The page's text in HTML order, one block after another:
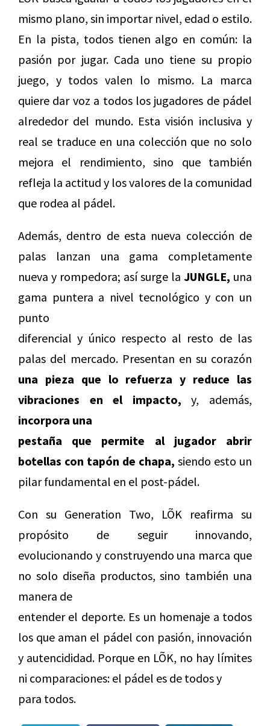
mismo plano, sin importar nivel, edad o estilo.
En la pista, todos tienen algo en común: la
pasión por jugar. Cada uno tiene su propio
juego, y todos valen lo mismo. La marca
quiere dar voz a todos los jugadores de pádel
alrededor del mundo. Esta visión inclusiva y
real se traduce en una colección que no solo
mejora el rendimiento, sino que también
refleja la actitud y los valores de la comunidad
que rodea al pádel.
Además, dentro de esta nueva colección de
palas lanzan una gama completamente
nueva y rompedora; así surge la JUNGLE, una
gama puntera a nivel tecnológico y con un
punto
diferencial y único respecto al resto de las
palas del mercado. Presentan en su corazón
una pieza que lo refuerza y reduce las
vibraciones en el impacto, y, además,
incorpora una
pestaña que permite al jugador abrir
botellas con tapón de chapa, siendo esto un
pilar fundamental en el post-pádel.
Con su Generation Two, LÕK reafirma su
propósito de seguir innovando,
evolucionando y construyendo una marca que
no solo diseña productos, sino también una
manera de
entender el deporte. Es un homenaje a todos
los que aman el pádel con pasión, innovación
y autencididad. Porque en LÕK, no hay límites
ni comparaciones: el pádel es de todos y
para todos.